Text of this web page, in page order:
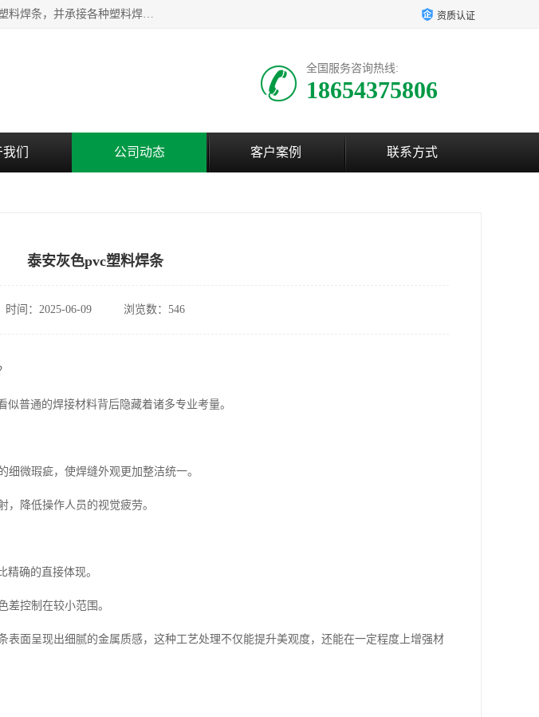
主要产品：PVC硬板、PVC萃取板、PVC 彩板、PVC软板、PP板材、阻燃pp板、PE板材以及各种塑料焊条，并承接各种塑料焊接工程，其产品广泛应用于环保设备、化工、石油、电镀、电子、建筑、食品、医药等多种行业，产品销售己覆盖全国多个省、市(直辖市)及自治区，并己经远销国外。 资质认证
全国服务咨询热线:
18654375806
们 公司动态 客户案例 联系方式
泰安灰色pvc塑料焊条
时间：2025-06-09 浏览数：546
普通的焊接材料背后隐藏着诸多专业考量。
细微瑕疵，使焊缝外观更加整洁统一。
降低操作人员的视觉疲劳。
精确的直接体现。
差控制在较小范围。
表面呈现出细腻的金属质感，这种工艺处理不仅能提升美观度，还能在一定程度上增强材